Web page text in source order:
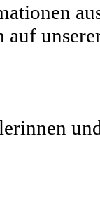
auf